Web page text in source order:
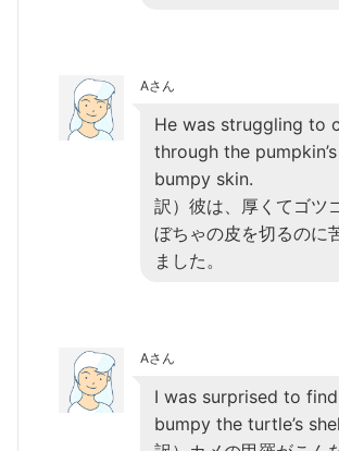
Aさん
He was struggling to
through the
bumpy skin.
訳）彼は、厚くてゴツ
ぼちゃの皮を切るのに
ました。
Aさん
I was surprised to
bumpy the turtle’s